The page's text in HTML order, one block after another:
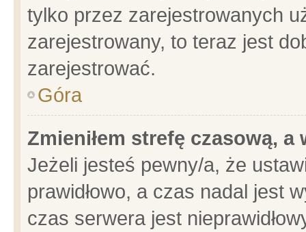
tylko przez zarejestrowanych
zarejestrowany, to teraz jest
zarejestrować.
Góra
Zmieniłem strefę czasową,
Jeżeli jesteś pewny/a, że
prawidłowo, a czas nadal jest
czas serwera jest